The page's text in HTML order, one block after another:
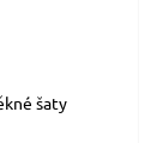
šaty